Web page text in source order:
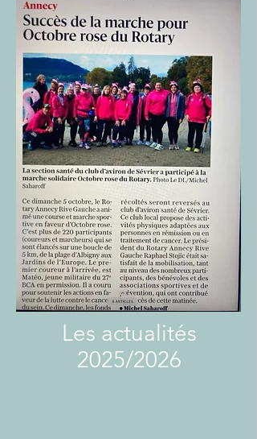
Les actualités
2025/2026